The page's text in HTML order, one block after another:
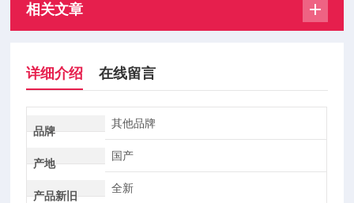
相关文章
详细介绍 在线留言
品牌
其他品牌
产地
国产
产品新旧
全新